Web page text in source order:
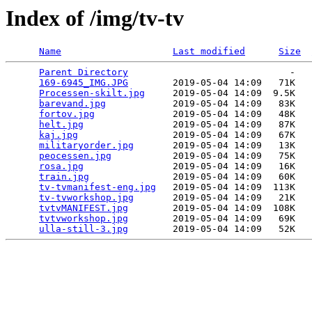
Index of /img/tv-tv
Name Last modified Size
Parent Directory
                             -
169-6945_IMG.JPG
        2019-05-04 14:09   71K
Processen-skilt.jpg
     2019-05-04 14:09  9.5K
barevand.jpg
            2019-05-04 14:09   83K
fortov.jpg
              2019-05-04 14:09   48K
helt.jpg
                2019-05-04 14:09   87K
kaj.jpg
                 2019-05-04 14:09   67K
militaryorder.jpg
       2019-05-04 14:09   13K
peocessen.jpg
           2019-05-04 14:09   75K
rosa.jpg
                2019-05-04 14:09   16K
train.jpg
               2019-05-04 14:09   60K
tv-tvmanifest-eng.jpg
   2019-05-04 14:09  113K
tv-tvworkshop.jpg
       2019-05-04 14:09   21K
tvtvMANIFEST.jpg
        2019-05-04 14:09  108K
tvtvworkshop.jpg
        2019-05-04 14:09   69K
ulla-still-3.jpg